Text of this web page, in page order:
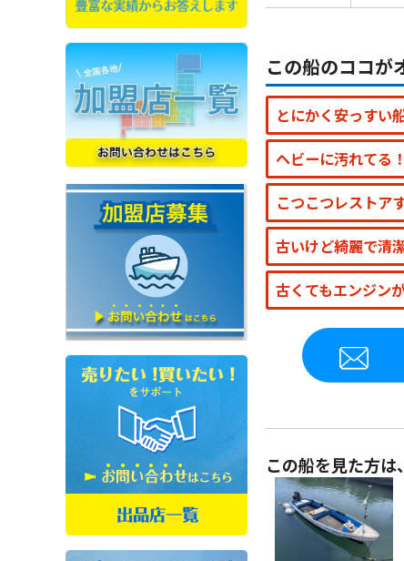
この船のココが
とにかく安っすい
ヘビーに汚れてる
こつこつレストア
古いけど綺麗で清
古くてもエンジン
この船を見た方は